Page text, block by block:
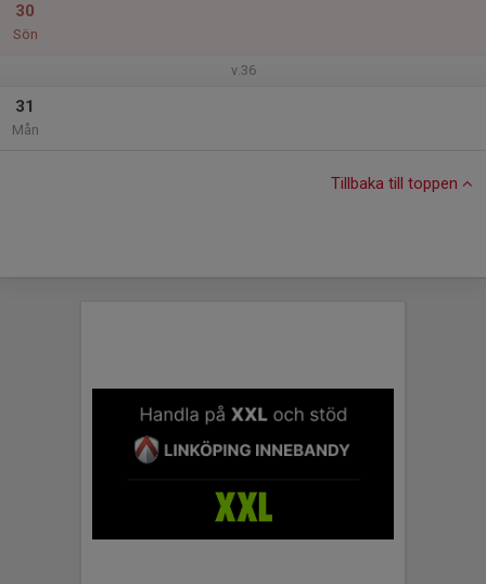
30
Sön
v.36
31
Mån
Tillbaka till toppen